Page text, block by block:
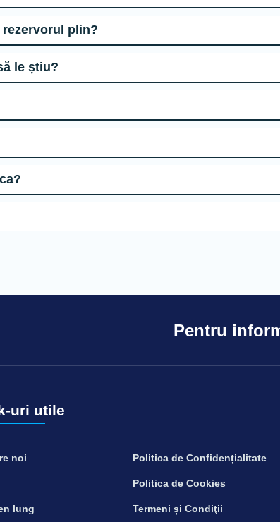
cu rezervorul plin?
să le știu?
Cluj - Napoca?
Pentru
uri utile
noi
lung
Politica de Confidențialitate
Politica de Cookies
Termeni și Condiţii